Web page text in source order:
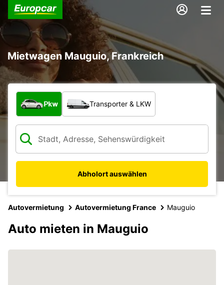
Mietwagen Mauguio, Frankreich
Welche Art von Fahrzeug?
Pkw Transporter & LKW
Abholort auswählen
Autovermietung Autovermietung France Mauguio
Auto mieten in Mauguio